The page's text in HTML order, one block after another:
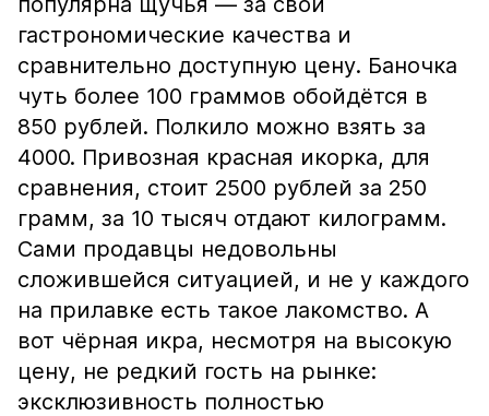
гастрономические качества и
сравнительно доступную цену. Баночка
чуть более 100 граммов обойдётся в
850 рублей. Полкило можно взять за
4000. Привозная красная икорка, для
сравнения, стоит 2500 рублей за 250
грамм, за 10 тысяч отдают килограмм.
Сами продавцы недовольны
сложившейся ситуацией, и не у каждого
на прилавке есть такое лакомство. А
вот чёрная икра, несмотря на высокую
цену, не редкий гость на рынке:
эксклюзивность полностью